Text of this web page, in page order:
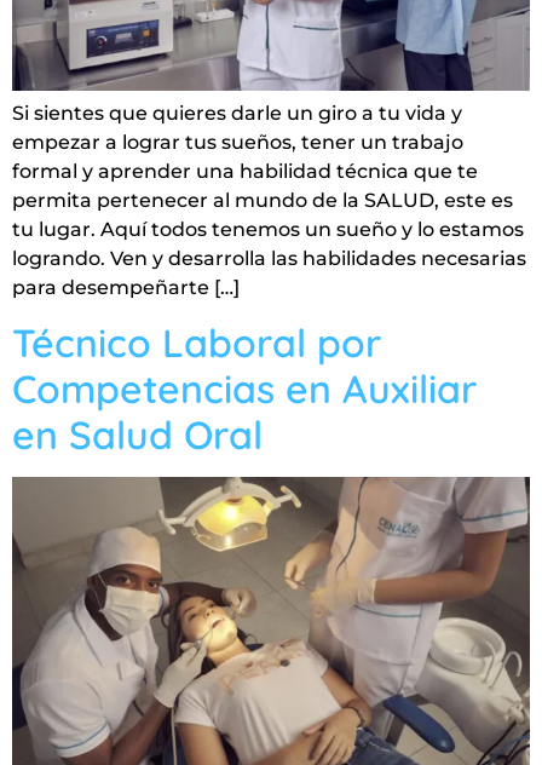
Si sientes que quieres darle un giro a tu vida y
empezar a lograr tus sueños, tener un trabajo
formal y aprender una habilidad técnica que te
permita pertenecer al mundo de la SALUD, este es
tu lugar. Aquí todos tenemos un sueño y lo estamos
logrando. Ven y desarrolla las habilidades necesarias
para desempeñarte […]
Técnico Laboral por
Competencias en Auxiliar
en Salud Oral